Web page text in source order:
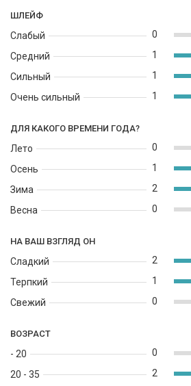
ШЛЕЙФ
Слабый
Средний
Сильный
Очень сильный
0
1
1
1
ДЛЯ КАКОГО ВРЕМЕНИ ГОДА?
Лето
Осень
Зима
Весна
0
1
2
0
НА ВАШ ВЗГЛЯД ОН
Сладкий
Терпкий
Свежий
2
1
0
ВОЗРАСТ
- 20
20 - 35
0
2